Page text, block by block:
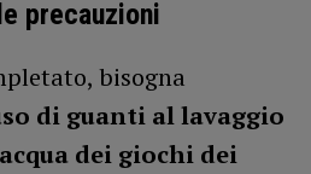
precauzioni
bisogna
di guanti al lavaggio
dei giochi dei